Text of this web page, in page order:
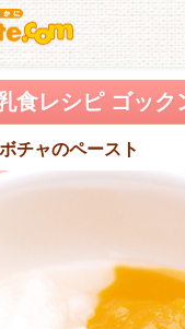
食レシピ ゴック
チャのペースト